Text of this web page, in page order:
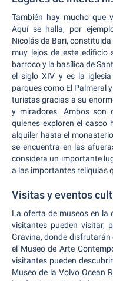
También hay mucho que
Aquí se halla, por
Nicolás de Bari,
muy lejos de este edificio
barroco y la basílica de
el siglo XIV y es la
parques como El Palmeral
turistas gracias a su
y miradores. Ambos son
quienes exploren el
alquiler hasta el
se encuentra en las
considera un importante
a las importantes reliquias
Visitas y eventos
La oferta de museos en la
visitantes pueden visitar,
Gravina, donde
el Museo de Arte
visitantes pueden
Museo de la Volvo Ocean